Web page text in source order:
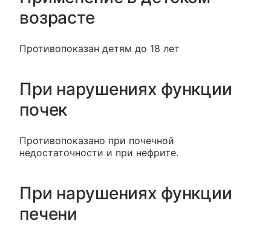
возрасте
Противопоказан детям до 18 лет
При нарушениях функции
почек
Противопоказано при почечной
недостаточности и при нефрите.
При нарушениях функции
печени